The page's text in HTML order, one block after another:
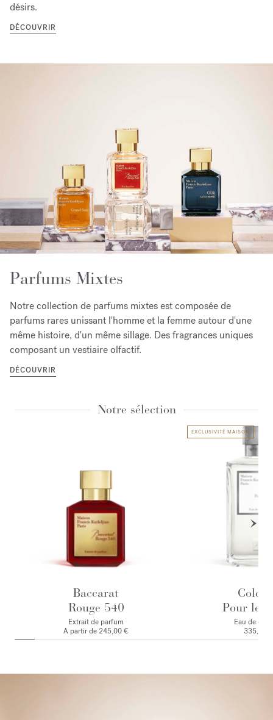
désirs.
DÉCOUVRIR
Parfums Mixtes
Notre collection de parfums mixtes est composée de
parfums rares unissant l'homme et la femme autour d'une
même histoire, d'un même sillage. Des fragrances uniques
composant un vestiaire olfactif.
DÉCOUVRIR
Notre sélection
Baccarat
Rouge 540
Extrait de parfum
A partir de 245,00 €
EXCLUSIVITÉ MAISON
Pour le
Eau de
335,00 €